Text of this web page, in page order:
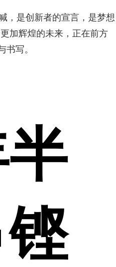
，是创新者的宣言，是梦想
加辉煌的未来，正在前方
书写。